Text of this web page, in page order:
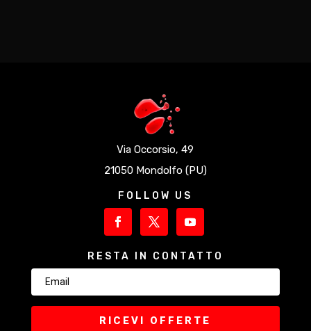
Via Occorsio, 49
21050 Mondolfo (PU)
FOLLOW US
RESTA IN CONTATTO
RICEVI OFFERTE